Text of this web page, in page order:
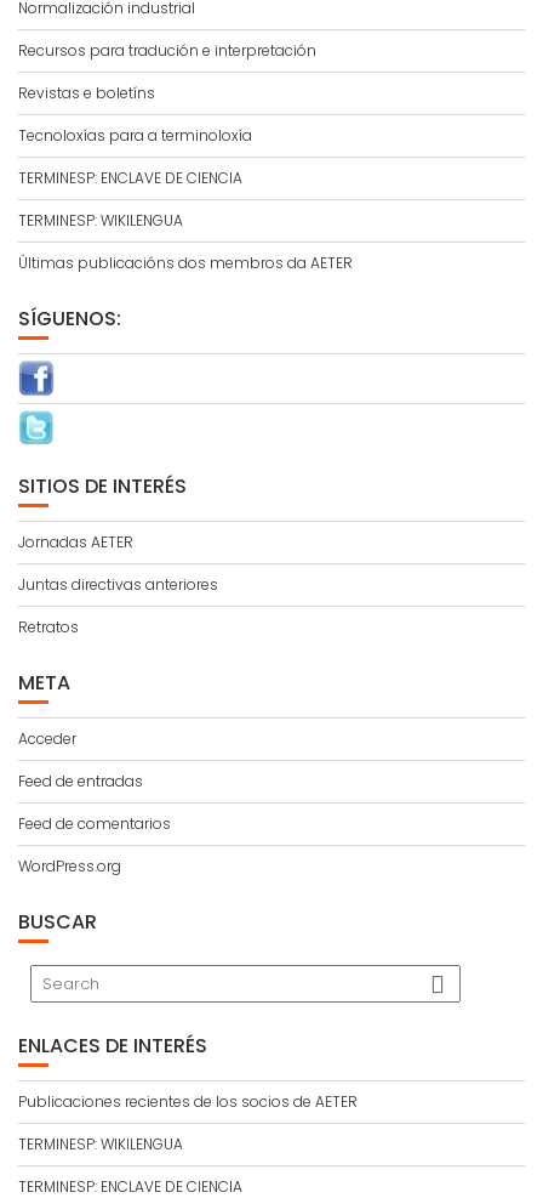
Normalización industrial
Recursos para tradución e interpretación
Revistas e boletíns
Tecnoloxías para a terminoloxía
TERMINESP: ENCLAVE DE CIENCIA
TERMINESP: WIKILENGUA
Últimas publicacións dos membros da AETER
SÍGUENOS:
SITIOS DE INTERÉS
Jornadas AETER
Juntas directivas anteriores
Retratos
META
Acceder
Feed de entradas
Feed de comentarios
WordPress.org
BUSCAR
ENLACES DE INTERÉS
Publicaciones recientes de los socios de AETER
TERMINESP: WIKILENGUA
TERMINESP: ENCLAVE DE CIENCIA